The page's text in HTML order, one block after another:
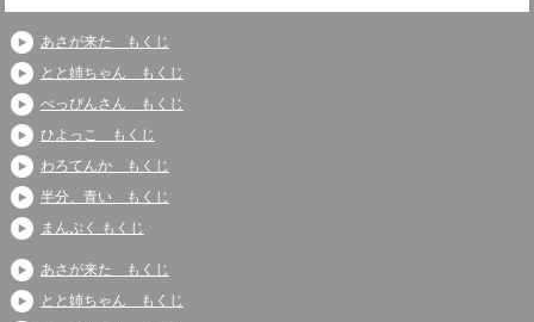
あさが来た もくじ
とと姉ちゃん もくじ
べっぴんさん もくじ
ひよっこ もくじ
わろてんか もくじ
半分、青い もくじ
まんぷく もくじ
あさが来た もくじ
とと姉ちゃん もくじ